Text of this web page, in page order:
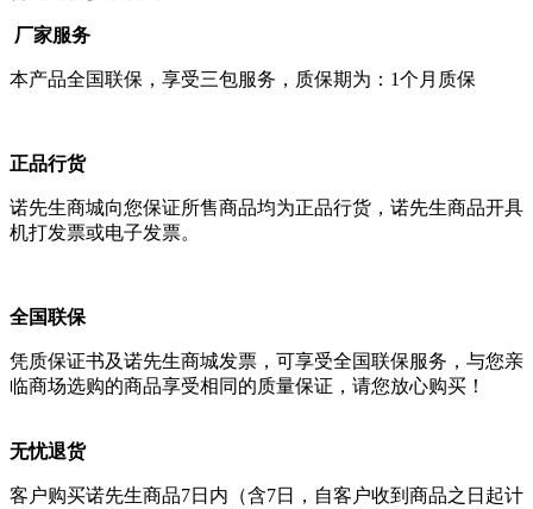
厂家服务
本产品全国联保，享受三包服务，质保期为：1个月质保
正品行货
诺先生商城向您保证所售商品均为正品行货，诺先生商品开具
机打发票或电子发票。
全国联保
凭质保证书及诺先生商城发票，可享受全国联保服务，与您亲
临商场选购的商品享受相同的质量保证，请您放心购买！
无忧退货
客户购买诺先生商品7日内（含7日，自客户收到商品之日起计